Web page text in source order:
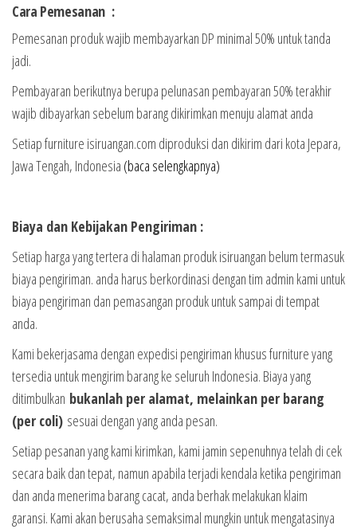
Cara Pemesanan :
Pemesanan produk wajib membayarkan DP minimal 50% untuk tanda
jadi.
Pembayaran berikutnya berupa pelunasan pembayaran 50% terakhir
wajib dibayarkan sebelum barang dikirimkan menuju alamat anda
Setiap furniture isiruangan.com diproduksi dan dikirim dari kota Jepara,
Jawa Tengah, Indonesia (baca selengkapnya)
Biaya dan Kebijakan Pengiriman :
Setiap harga yang tertera di halaman produk isiruangan belum termasuk
biaya pengiriman. anda harus berkordinasi dengan tim admin kami untuk
biaya pengiriman dan pemasangan produk untuk sampai di tempat
anda.
Kami bekerjasama dengan expedisi pengiriman khusus furniture yang
tersedia untuk mengirim barang ke seluruh Indonesia. Biaya yang
ditimbulkan bukanlah per alamat, melainkan per barang
(per coli) sesuai dengan yang anda pesan.
Setiap pesanan yang kami kirimkan, kami jamin sepenuhnya telah di cek
secara baik dan tepat, namun apabila terjadi kendala ketika pengiriman
dan anda menerima barang cacat, anda berhak melakukan klaim
garansi. Kami akan berusaha semaksimal mungkin untuk mengatasinya